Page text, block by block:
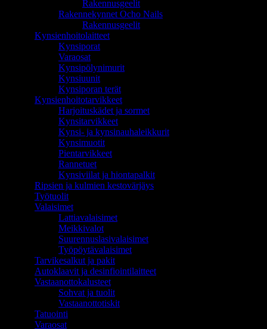
Rakennusgeelit
Rakennekynnet Ocho Nails
Rakennusgeelit
Kynsienhoitolaitteet
Kynsiporat
Varaosat
Kynsipölynimurit
Kynsiuunit
Kynsiporan terät
Kynsienhoitotarvikkeet
Harjoituskädet ja sormet
Kynsitarvikkeet
Kynsi- ja kynsinauhaleikkurit
Kynsimuotit
Pientarvikkeet
Rannetuet
Kynsiviilat ja hiontapalkit
Ripsien ja kulmien kestovärjäys
Työtuolit
Valaisimet
Lattiavalaisimet
Meikkivalot
Suurennuslasivalaisimet
Työpöytävalaisimet
Tarvikesalkut ja pakit
Autoklaavit ja desinfiointilaitteet
Vastaanottokalusteet
Sohvat ja tuolit
Vastaanottotiskit
Tatuointi
Varaosat